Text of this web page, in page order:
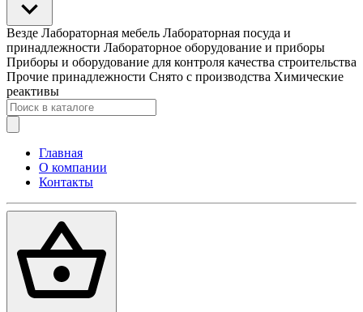
Везде Лабораторная мебель Лабораторная посуда и
принадлежности Лабораторное оборудование и приборы
Приборы и оборудование для контроля качества строительства
Прочие принадлежности Снято с производства Химические
реактивы
Главная
О компании
Контакты